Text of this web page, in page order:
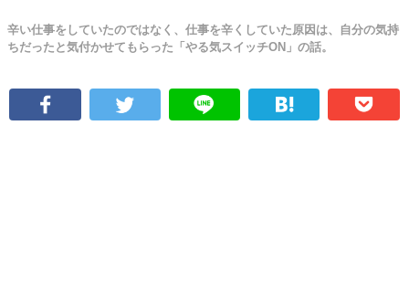
辛い仕事をしていたのではなく、仕事を辛くしていた原因は、自分の気持
ちだったと気付かせてもらった「やる気スイッチON」の話。